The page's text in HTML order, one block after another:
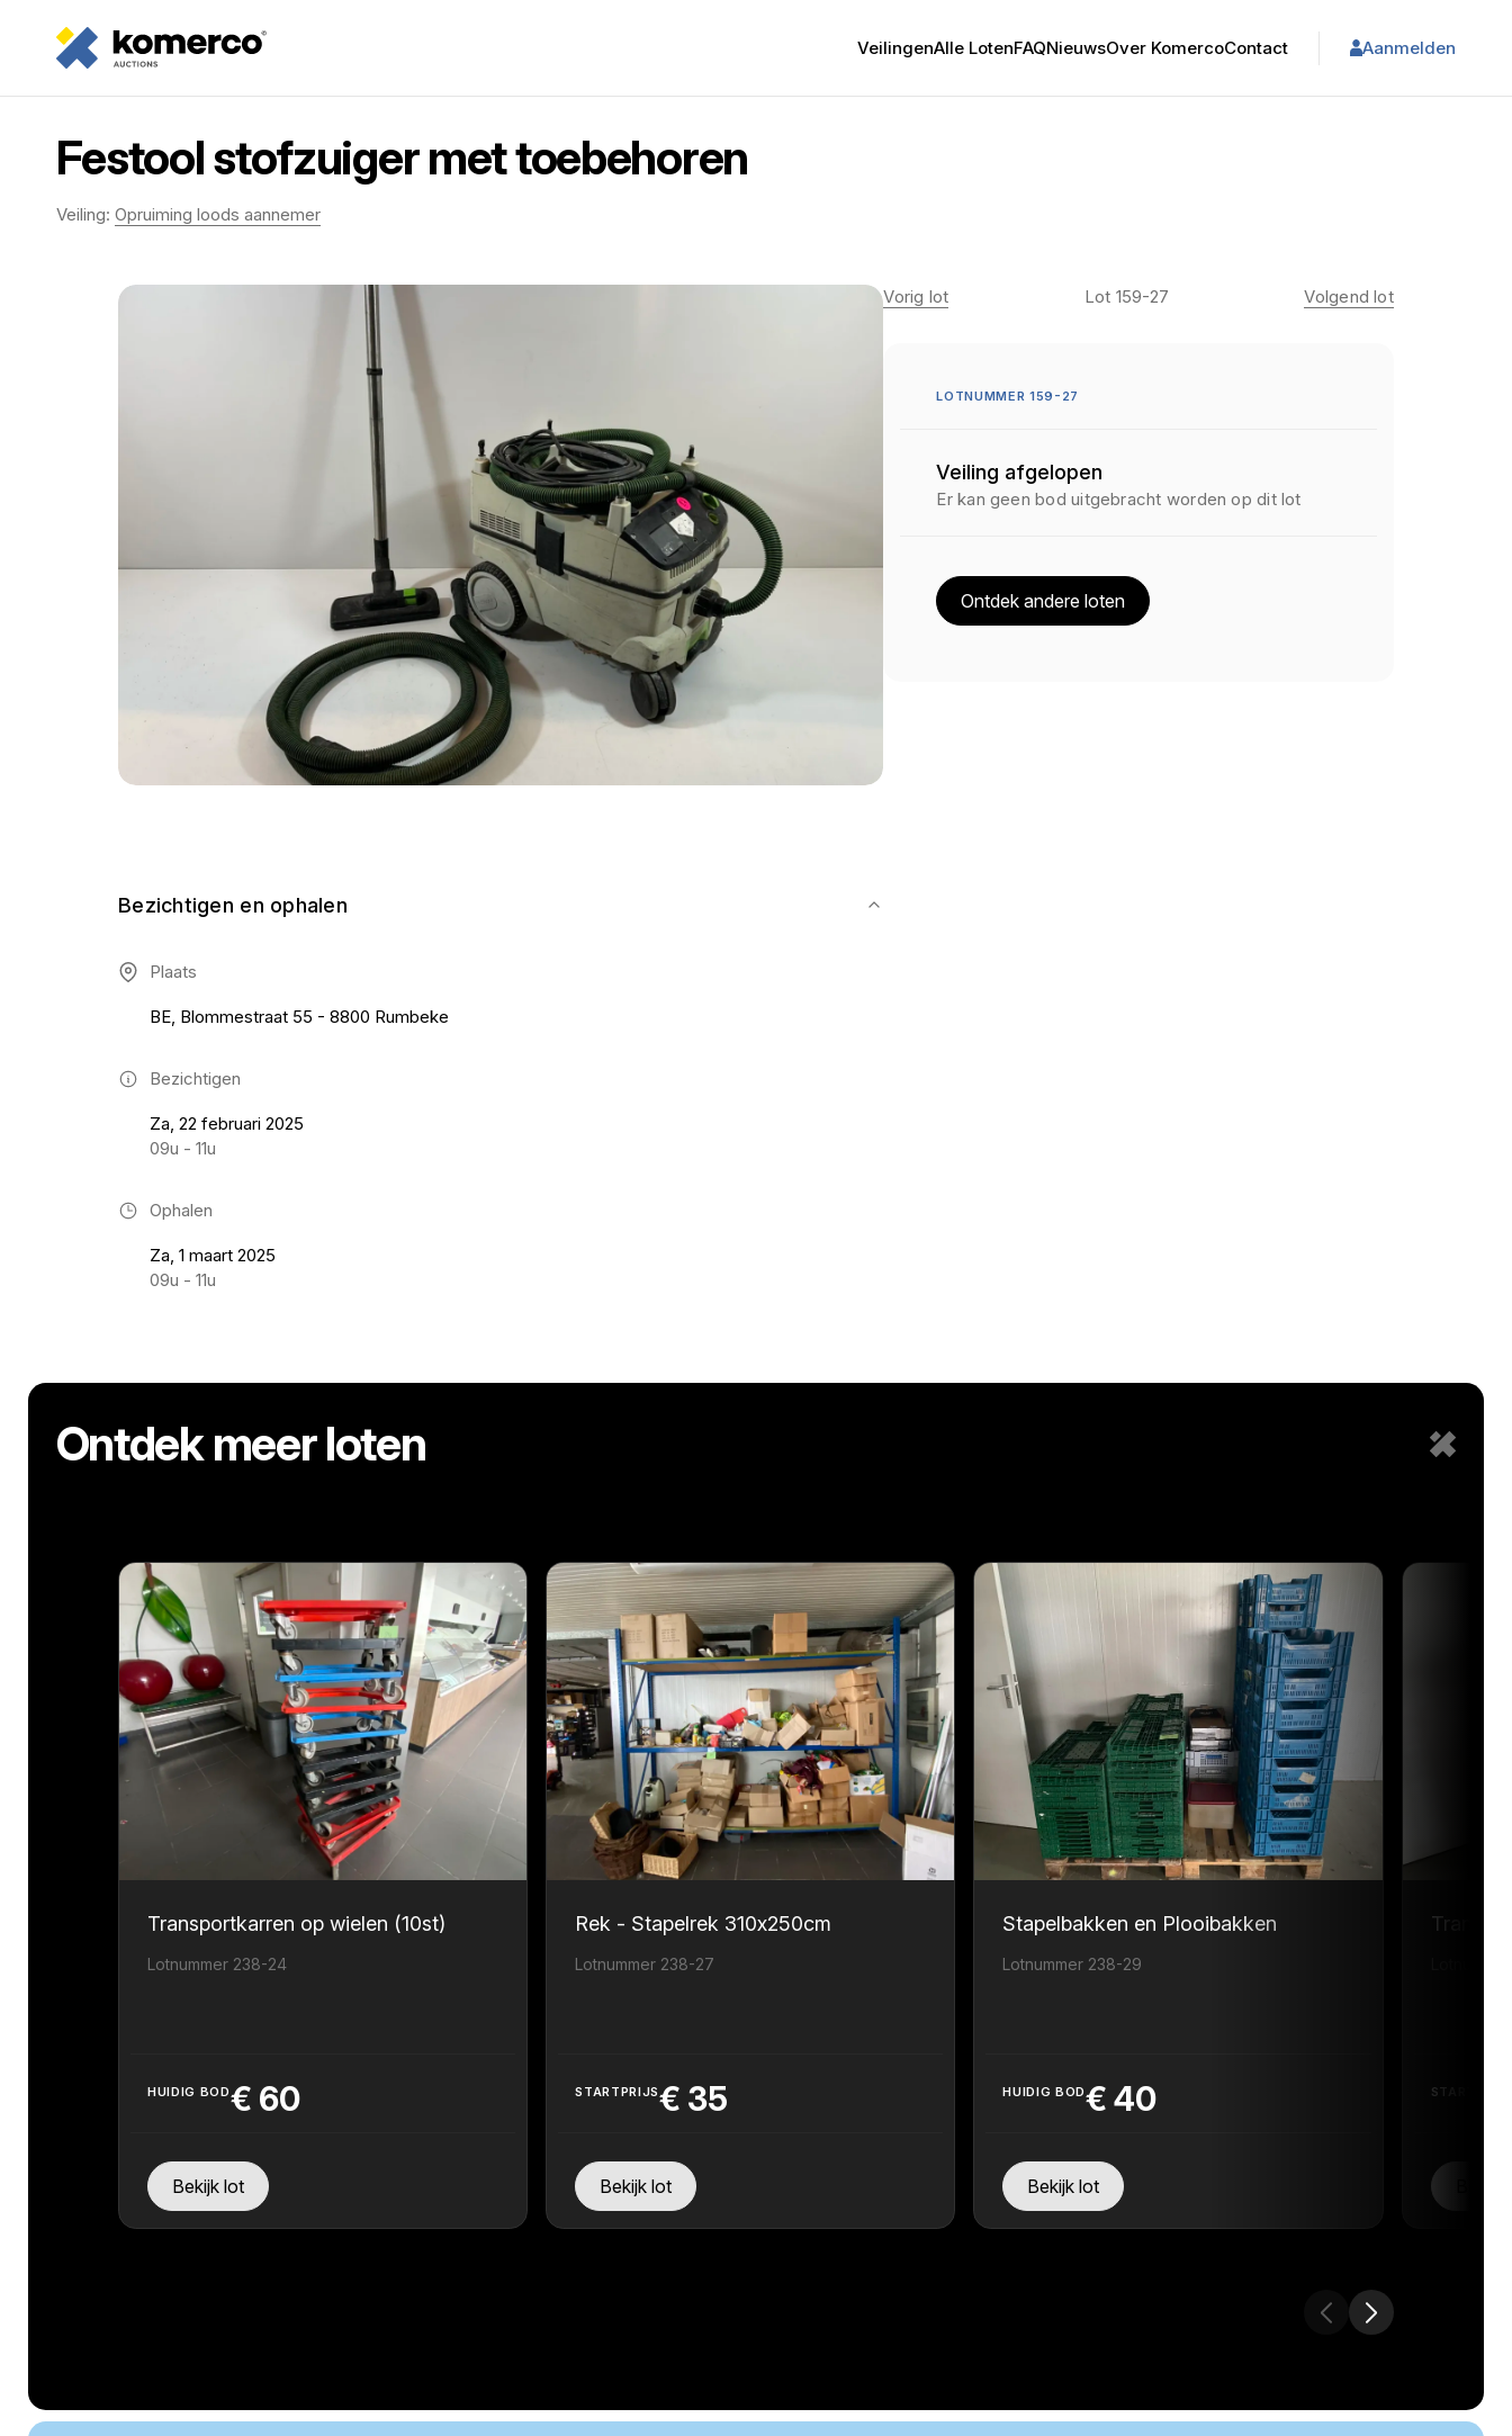
VeilingenAlle LotenFAQNieuwsOver KomercoContact Aanmelden
Festool stofzuiger met toebehoren
Veiling: Opruiming loods aannemer
Bezichtigen en ophalen
Plaats
BE, Blommestraat 55 - 8800 Rumbeke
Bezichtigen
Za, 22 februari 2025
09u - 11u
Ophalen
Za, 1 maart 2025
09u - 11u
Vorig lot Lot 159-27 Volgend lot
LOTNUMMER 159-27
Veiling afgelopen
Er kan geen bod uitgebracht worden op dit lot
Ontdek andere loten
Ontdek meer loten
Transportkarren op wielen (10st)
Lotnummer 238-24
HUIDIG BOD€ 60
Bekijk lot
Rek - Stapelrek 310x250cm
Lotnummer 238-27
STARTPRIJS€ 35
Bekijk lot
Stapelbakken en Plooibakken
Lotnummer 238-29
HUIDIG BOD€40
Bekijk lot